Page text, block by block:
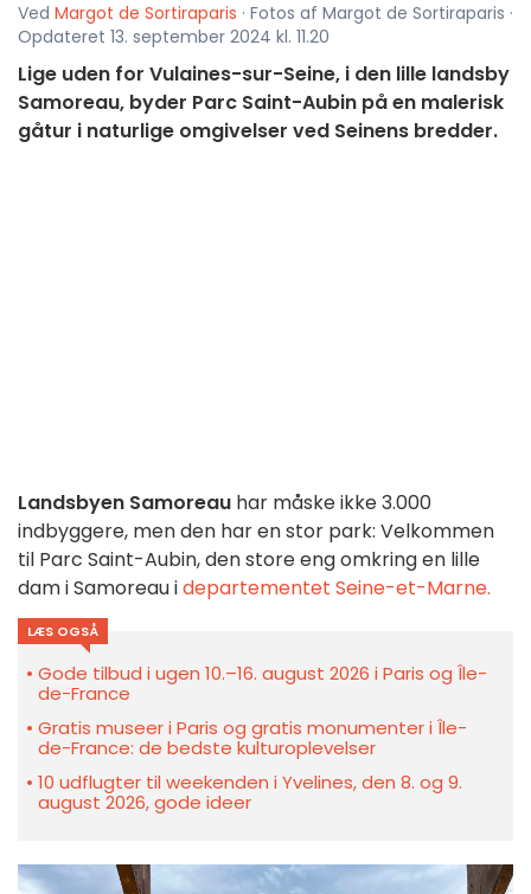
Ved Margot de Sortiraparis · Fotos af Margot de Sortiraparis ·
Opdateret 13. september 2024 kl. 11.20
Lige uden for Vulaines-sur-Seine, i den lille landsby
Samoreau, byder Parc Saint-Aubin på en malerisk
gåtur i naturlige omgivelser ved Seinens bredder.
Landsbyen Samoreau har måske ikke 3.000
indbyggere, men den har en stor park: Velkommen
til Parc Saint-Aubin, den store eng omkring en lille
dam i Samoreau idepartementet Seine-et-Marne.
LÆS OGSÅ
Gode tilbud i ugen 10.–16. august 2026 i Paris og Île-
de-France
Gratis museer i Paris og gratis monumenter i Île-
de-France: de bedste kulturoplevelser
10 udflugter til weekenden i Yvelines, den 8. og 9.
august 2026, gode ideer